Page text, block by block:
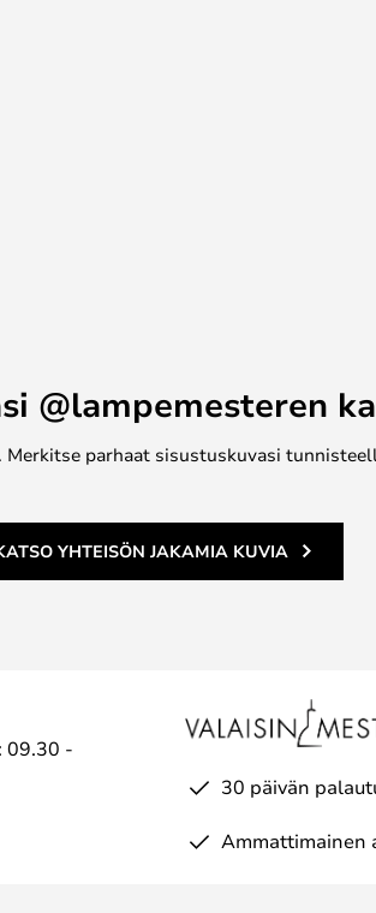
@lampemesteren
parhaat sisustuskuvasi
YHTEISÖN JAKAMIA KUVIA
09.30 -
30 päivän
Ammattimainen